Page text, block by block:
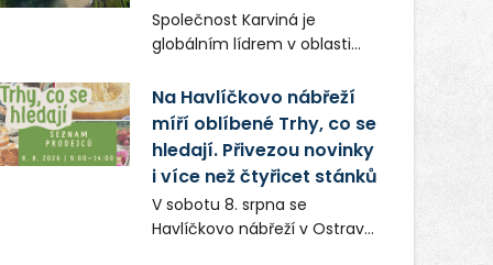
moravskoslezskou metropoli
nevybrali náhodou – její
přirozenou součástí příběhu
bývalého boxerského
šampiona Hoffa (Milan
Ondrík), jenž se po letech
vrací do světa vrcholových
zápasů, tentokrát v MMA.
Společnost Karviná je
globálním lídrem v oblasti
systémů, stabilním
zaměstnavatelem na
Karvinsku a firmou s
obrovským potenciálem.
Na Havlíčkovo nábřeží
míří oblíbené Trhy, co se
hledají. Přivezou novinky
i více než čtyřicet stánků
V sobotu 8. srpna se
Havlíčkovo nábřeží v Ostravě